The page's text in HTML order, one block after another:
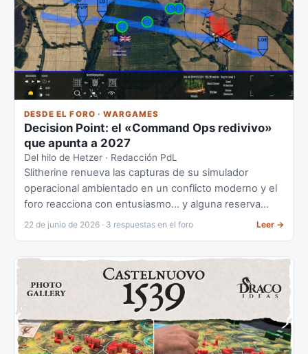
DESDE EL FORO · WARGAMES
Decision Point: el «Command Ops redivivo»
que apunta a 2027
Del hilo de Hetzer · Redacción PdL
Slitherine renueva las capturas de su simulador
operacional ambientado en un conflicto moderno y el
foro reacciona con entusiasmo... y alguna reserva
sobre la interfaz.
22 de junio de 2026 · 3 respuestas en el foro Leer →